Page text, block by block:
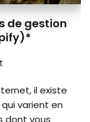
de gestion
il existe
varient en
dont vous